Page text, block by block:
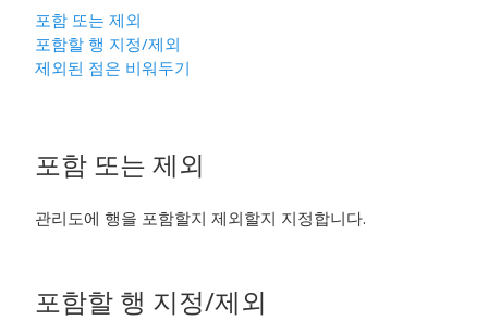
포함 또는 제외
포함할 행 지정/제외
제외된 점은 비워두기
포함 또는 제외
관리도에 행을 포함할지 제외할지 지정합니다.
포함할 행 지정/제외